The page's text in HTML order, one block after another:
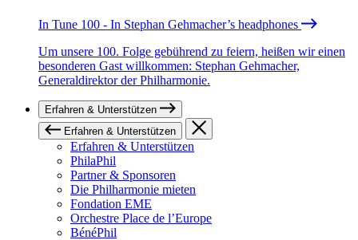
In Tune 100 - In Stephan Gehmacher’s headphones
Um unsere 100. Folge gebührend zu feiern, heißen wir einen
besonderen Gast willkommen: Stephan Gehmacher,
Generaldirektor der Philharmonie.
Erfahren & Unterstützen
Erfahren & Unterstützen
Erfahren & Unterstützen
PhilaPhil
Partner & Sponsoren
Die Philharmonie mieten
Fondation EME
Orchestre Place de l’Europe
BénéPhil